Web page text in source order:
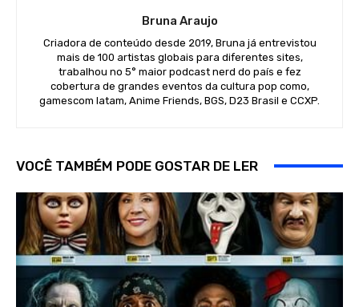
Bruna Araujo
Criadora de conteúdo desde 2019, Bruna já entrevistou
mais de 100 artistas globais para diferentes sites,
trabalhou no 5° maior podcast nerd do país e fez
cobertura de grandes eventos da cultura pop como,
gamescom latam, Anime Friends, BGS, D23 Brasil e CCXP.
VOCÊ TAMBÉM PODE GOSTAR DE LER